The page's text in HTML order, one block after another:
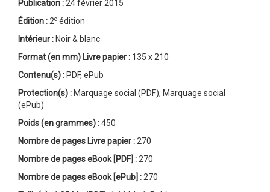
Publication : 24 février 2015
Édition : 2e édition
Intérieur : Noir & blanc
Format (en mm) Livre papier : 135 x 210
Contenu(s) : PDF, ePub
Protection(s) : Marquage social (PDF), Marquage social
(ePub)
Poids (en grammes) :450
Nombre de pages Livre papier : 270
Nombre de pageseBook [PDF] : 270
Nombre de pageseBook [ePub] : 270